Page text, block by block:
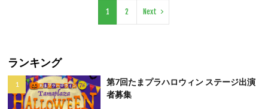
1 2 Next
ランキング
第7回たまプラハロウィン ステージ出演
者募集